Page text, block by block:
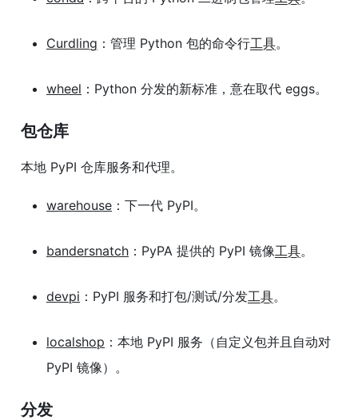
Curdling ：管理 Python 包的命令行工具。
wheel ：Python 分发的新标准，意在取代 eggs。
包仓库
本地 PyPI 仓库服务和代理。
warehouse ：下一代 PyPI。
bandersnatch ：PyPA 提供的 PyPI 镜像工具。
devpi ：PyPI 服务和打包/测试/分发工具。
localshop ：本地 PyPI 服务（自定义包并且自动对
PyPI 镜像）。
分发